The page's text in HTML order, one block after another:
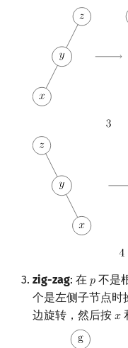
zig-zag: 在 𝑝
p 不是
个是左侧子节点时
边旋转，然后按 𝑥
x